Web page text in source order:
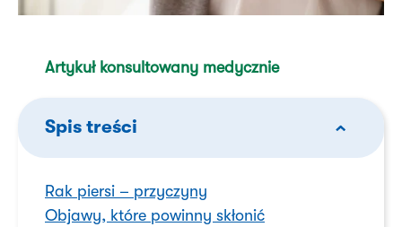
Artykuł konsultowany medycznie
Spis treści
Rak piersi – przyczyny
Objawy, które powinny skłonić